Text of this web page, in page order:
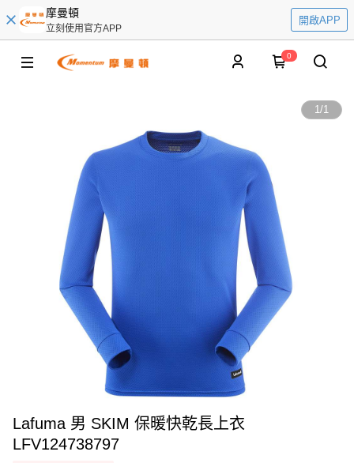
摩曼頓
立刻使用官方APP
開啟APP
0
1/1
Lafuma 男 SKIM 保暖快乾長上衣
LFV124738797